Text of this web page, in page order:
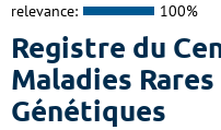
relevance: 100%
Registre du
Maladies
Génétiques